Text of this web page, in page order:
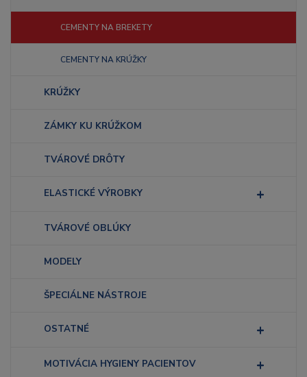
CEMENTY NA BREKETY
CEMENTY NA KRÚŽKY
KRÚŽKY
ZÁMKY KU KRÚŽKOM
TVÁROVÉ DRÔTY
ELASTICKÉ VÝROBKY
TVÁROVÉ OBLÚKY
MODELY
ŠPECIÁLNE NÁSTROJE
OSTATNÉ
MOTIVÁCIA HYGIENY PACIENTOV